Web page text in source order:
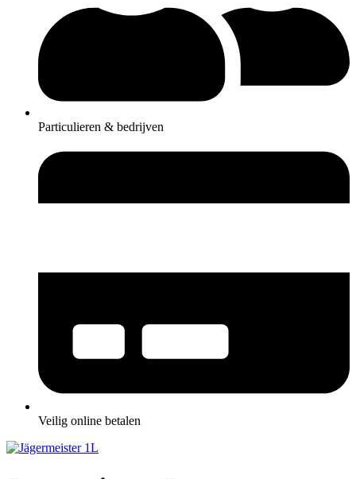
Particulieren & bedrijven
Veilig online betalen